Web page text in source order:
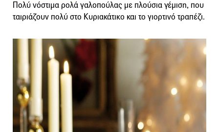
Πολύ νόστιμα ρολά γαλοπούλας με πλούσια γέμιση, που
ταιριάζουν πολύ στο Κυριακάτικο και το γιορτινό τραπέζι.